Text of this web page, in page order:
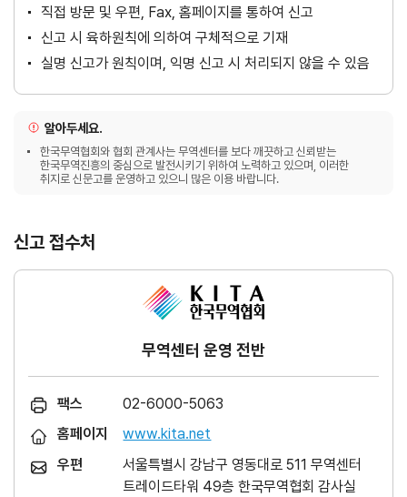
직접 방문 및 우편, Fax, 홈페이지를 통하여 신고
신고 시 육하원칙에 의하여 구체적으로 기재
실명 신고가 원칙이며, 익명 신고 시 처리되지 않을 수 있음
알아두세요.
한국무역협회와 협회 관계사는 무역센터를 보다 깨끗하고 신뢰받는
한국무역진흥의 중심으로 발전시키기 위하여 노력하고 있으며, 이러한
취지로 신문고를 운영하고 있으니 많은 이용 바랍니다.
신고 접수처
무역센터 운영 전반
팩스
02-6000-5063
홈페이지
www.kita.net
우편
서울특별시 강남구 영동대로 511 무역센터
트레이드타워 49층 한국무역협회 감사실